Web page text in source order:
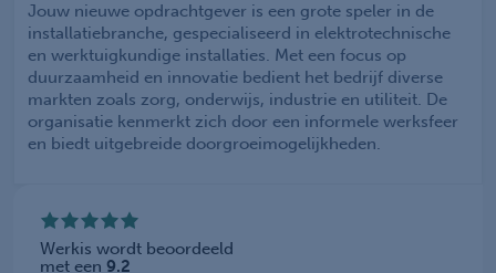
Jouw nieuwe opdrachtgever is een grote speler in de
installatiebranche, gespecialiseerd in elektrotechnische
en werktuigkundige installaties. Met een focus op
duurzaamheid en innovatie bedient het bedrijf diverse
markten zoals zorg, onderwijs, industrie en utiliteit. De
organisatie kenmerkt zich door een informele werksfeer
en biedt uitgebreide doorgroeimogelijkheden.
Werkis wordt beoordeeld
met een 9.2